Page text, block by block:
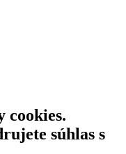
cookies.
súhlas s